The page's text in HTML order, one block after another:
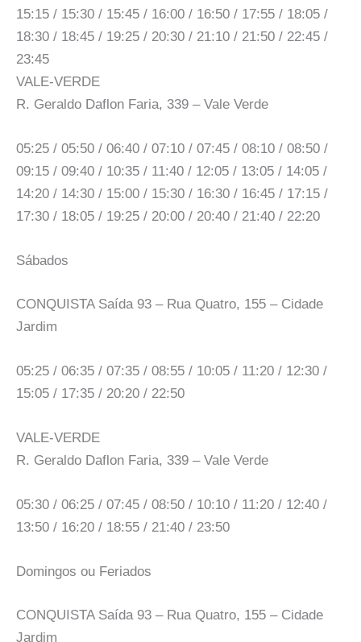
15:15 / 15:30 / 15:45 / 16:00 / 16:50 / 17:55 / 18:05 /
18:30 / 18:45 / 19:25 / 20:30 / 21:10 / 21:50 / 22:45 /
23:45
VALE-VERDE
R. Geraldo Daflon Faria, 339 – Vale Verde
05:25 / 05:50 / 06:40 / 07:10 / 07:45 / 08:10 / 08:50 /
09:15 / 09:40 / 10:35 / 11:40 / 12:05 / 13:05 / 14:05 /
14:20 / 14:30 / 15:00 / 15:30 / 16:30 / 16:45 / 17:15 /
17:30 / 18:05 / 19:25 / 20:00 / 20:40 / 21:40 / 22:20
Sábados
CONQUISTA Saída 93 – Rua Quatro, 155 – Cidade
Jardim
05:25 / 06:35 / 07:35 / 08:55 / 10:05 / 11:20 / 12:30 /
15:05 / 17:35 / 20:20 / 22:50
VALE-VERDE
R. Geraldo Daflon Faria, 339 – Vale Verde
05:30 / 06:25 / 07:45 / 08:50 / 10:10 / 11:20 / 12:40 /
13:50 / 16:20 / 18:55 / 21:40 / 23:50
Domingos ou Feriados
CONQUISTA Saída 93 – Rua Quatro, 155 – Cidade
Jardim